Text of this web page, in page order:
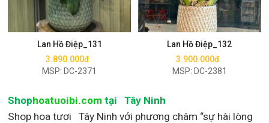
Lan Hồ Điệp_131
3.890.000đ
MSP: DC-2371
Mua ngay
Lan Hồ Điệp_132
3.900.000đ
MSP: DC-2381
Mua ngay
Shophoatuoibi.com tại Tây Ninh
Shop hoa tươi Tây Ninh với phương châm “sự hài lòng